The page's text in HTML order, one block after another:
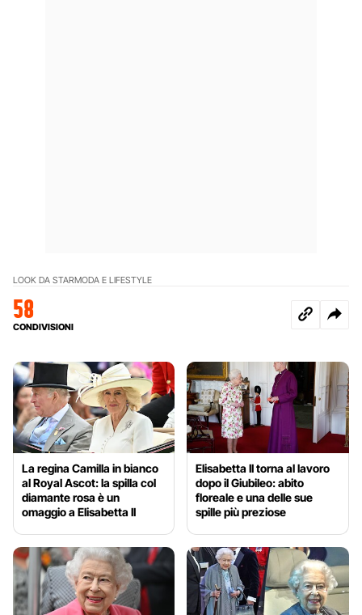
LOOK DA STARMODA E LIFESTYLE
58
CONDIVISIONI
La regina Camilla in bianco
al Royal Ascot: la spilla col
diamante rosa è un
omaggio a Elisabetta II
Elisabetta II torna al lavoro
dopo il Giubileo: abito
floreale e una delle sue
spille più preziose